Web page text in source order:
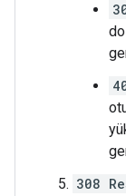
308